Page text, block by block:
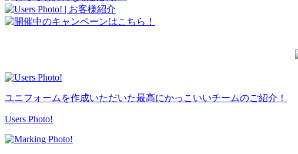
ユニフォームを作成いただいた最高にかっこいいチームのご紹介！
Users Photo!